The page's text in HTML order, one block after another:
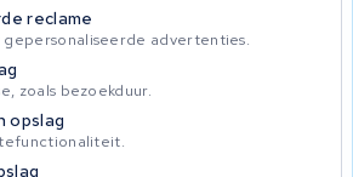
reclame
advertenties.
zoals bezoekduur.
opslag